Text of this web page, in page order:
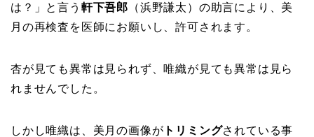
は？」と言う 軒下吾郎 （浜野謙太）の助言により、美
月の再検査を医師にお願いし、許可されます。
杏が見ても異常は見られず、唯織が見ても異常は見ら
れませんでした。
しかし唯織は、美月の画像が トリミングされている事